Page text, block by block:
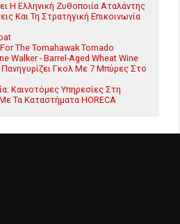
Η Ελληνική Ζυθοποιία Αταλάντης
Και Τη Στρατηγική Επικοινωνία
The Tomahawak Tornado
Walker - Barrel-Aged Wheat Wine
Γκολ Με 7 Μπύρες Στο
Καινοτόμες Υπηρεσίες Στη
Τα Καταστήματα HORECA